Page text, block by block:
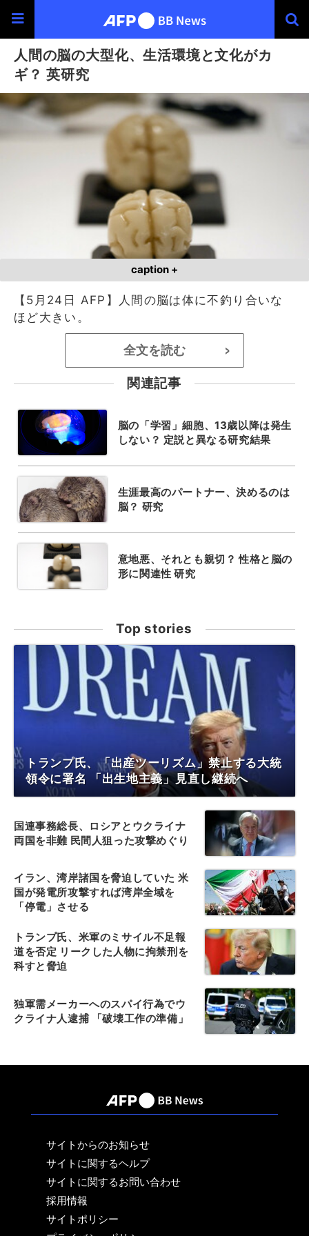
人間の脳の大型化、生活環境と文化がカ
ギ？ 英研究
caption +
【5月24日 AFP】人間の脳は体に不釣り合いな
ほど大きい。
全文を読む >
関連記事
脳の「学習」細胞、13歳以降は発生
しない？ 定説と異なる研究結果
生涯最高のパートナー、決めるのは
脳？ 研究
意地悪、それとも親切？ 性格と脳の
形に関連性 研究
Top stories
トランプ氏、「出産ツーリズム」禁止する大統
領令に署名 「出生地主義」見直し継続へ
国連事務総長、ロシアとウクライナ
両国を非難 民間人狙った攻撃めぐり
イラン、湾岸諸国を脅迫していた 米
国が発電所攻撃すれば湾岸全域を
「停電」させる
トランプ氏、米軍のミサイル不足報
道を否定 リークした人物に拘禁刑を
科すと脅迫
独軍需メーカーへのスパイ行為でウ
クライナ人逮捕 「破壊工作の準備」
サイトからのお知らせ
サイトに関するヘルプ
サイトに関するお問い合わせ
採用情報
サイトポリシー